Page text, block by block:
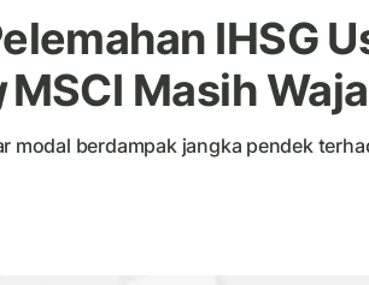
IHSG
MSCI Masih
modal berdampak jangka pendek